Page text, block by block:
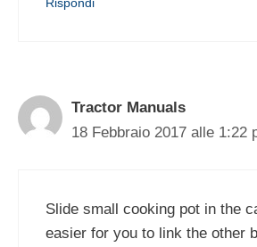
Rispondi
Tractor Manuals
18 Febbraio 2017 alle 1:22
Slide small cooking pot in the
easier for you to link the other